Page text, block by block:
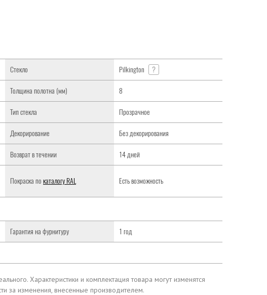
Стекло Pilkington ?
Толщина полотна (мм) 8
Тип стекла Прозрачное
Декорирование Без декорирования
Возврат в течении 14 дней
Покраска по каталогу RAL Есть возможность
Гарантия на фурнитуру 1 год
Характеристики и комплектация товара могут изменятся
за изменения, внесенные производителем.